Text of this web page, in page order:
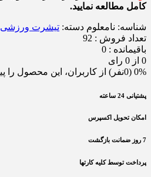
کامل مطالعه نمایید.
شناسه: نامعلوم دسته: تیشرت ورزشی
تعداد فروش : 92
باقیمانده : 0
0 از 0 رای
0% (0نفر) از کاربران، این محصول را پیشنهاد کرده اند
پشتیانی 24 ساعته
امکان تحویل اکسپرس
7 روز ضمانت بازگشت
پرداخت توسط کلیه کارتها